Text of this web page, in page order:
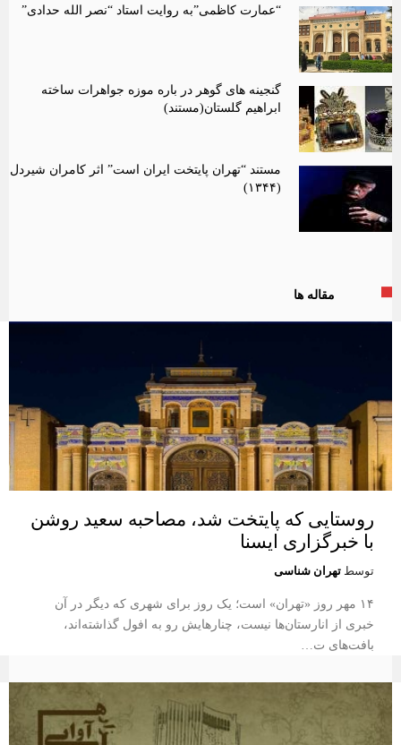
“عمارت کاظمی”به روایت استاد “نصر الله حدادی”
گنجینه های گوهر در باره موزه جواهرات ساخته
ابراهیم گلستان(مستند)
مستند “تهران پایتخت ایران است” اثر کامران شیردل
(۱۳۴۴)
مقاله ها
روستایی که پایتخت شد، مصاحبه سعید روشن
با خبرگزاری ایسنا
توسط تهران شناسی
۱۴ مهر روز «تهران» است؛ یک‌ روز برای شهری که دیگر در آن
خبری از انارستان‌ها نیست، چنارهایش رو به افول گذاشته‌اند،
بافت‌های ت…